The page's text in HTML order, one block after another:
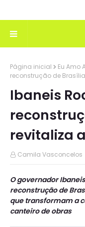
Página inicial Eu Amo
reconstrução de
Ibaneis
revitaliza
Camila Vasconcelos
O governador
reconstrução de
que transformam a
canteiro de obras